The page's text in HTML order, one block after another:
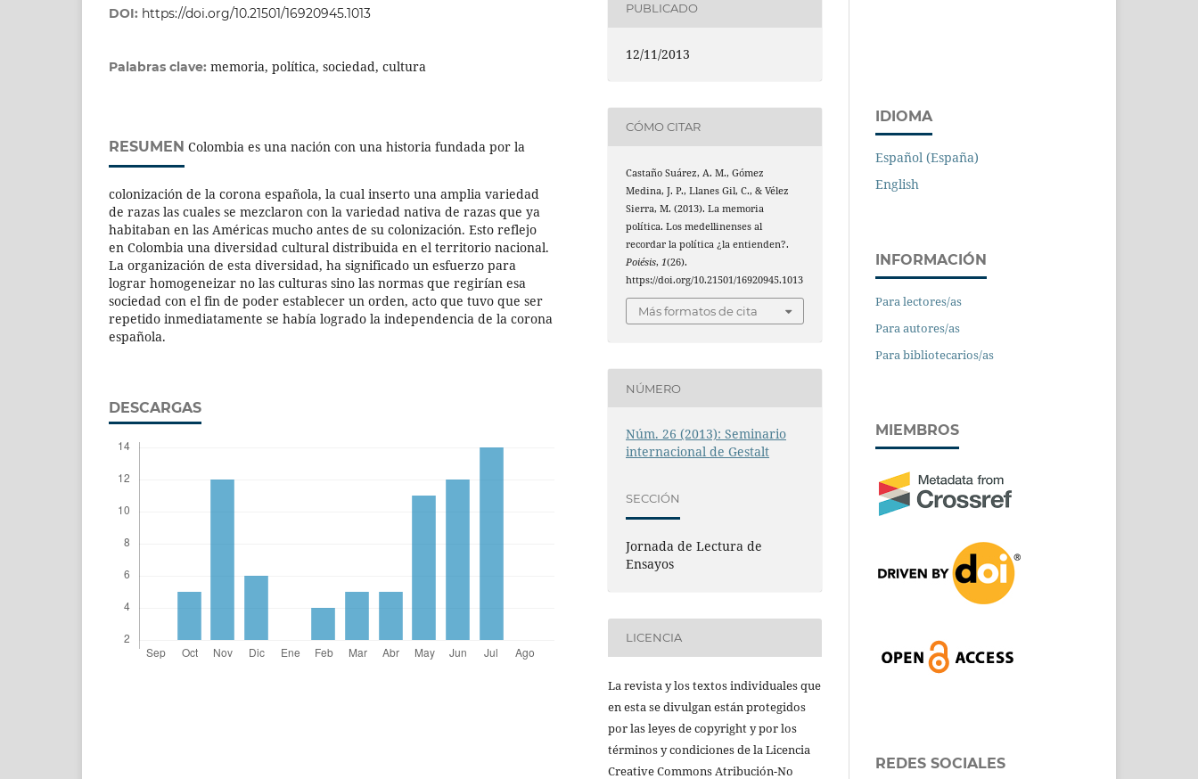
DOI: https://doi.org/10.21501/16920945.1013
Palabras clave: memoria, política, sociedad, cultura
RESUMEN Colombia es una nación con una historia fundada por la
colonización de la corona española, la cual inserto una amplia variedad
de razas las cuales se mezclaron con la variedad nativa de razas que ya
habitaban en las Américas mucho antes de su colonización. Esto reflejo
en Colombia una diversidad cultural distribuida en el territorio nacional.
La organización de esta diversidad, ha significado un esfuerzo para
lograr homogeneizar no las culturas sino las normas que regirían esa
sociedad con el fin de poder establecer un orden, acto que tuvo que ser
repetido inmediatamente se había logrado la independencia de la corona
española.
DESCARGAS
PUBLICADO
12/11/2013
CÓMO CITAR
Castaño Suárez, A. M., Gómez
Medina, J. P., Llanes Gil, C., & Vélez
Sierra, M. (2013). La memoria
política. Los medellinenses al
recordar la política ¿la entienden?.
Poiésis,1(26).
https://doi.org/10.21501/16920945.1013
Más formatos de cita
NÚMERO
Núm. 26 (2013): Seminario
internacional de Gestalt
SECCIÓN
Jornada de Lectura de
Ensayos
LICENCIA
La revista y los textos individuales que
en esta se divulgan están protegidos
por las leyes de copyright y por los
términos y condiciones de la Licencia
Creative Commons Atribución-No
IDIOMA
Español (España)
English
INFORMACIÓN
Para lectores/as
Para autores/as
Para bibliotecarios/as
MIEMBROS
REDES SOCIALES